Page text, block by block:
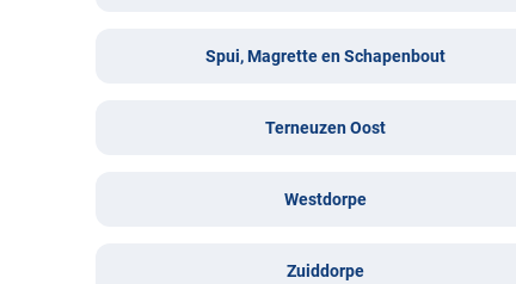
Spui, Magrette en Schapenbout
Terneuzen Oost
Westdorpe
Zuiddorpe